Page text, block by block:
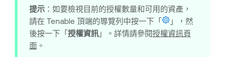
提示：如要檢視目前的授權數量和可用的資產，
請在 Tenable 頂端的導覽列中按一下「
」，然
後按一下「 授權資訊」。詳情請參閱授權資訊頁
面 。